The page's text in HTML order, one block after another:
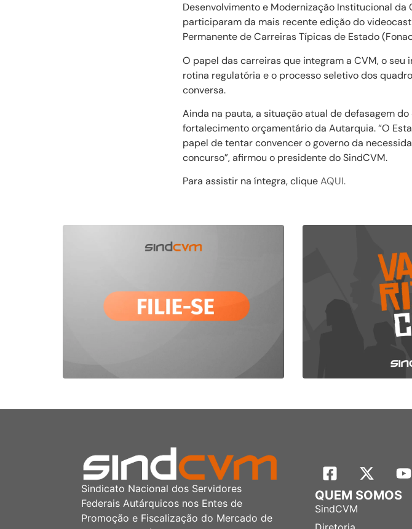
Desenvolvimento e Modernização Institucional
participaram da mais recente edição do
Permanente de Carreiras Típicas de Estado
O papel das carreiras que integram a CVM, o
rotina regulatória e o processo seletivo dos
conversa.
Ainda na pauta, a situação atual de defasagem
fortalecimento orçamentário da Autarquia. “O
papel de tentar convencer o governo da
concurso”, afirmou o presidente do SindCVM.
Para assistir na íntegra, cliqueAQUI.
Sindicato Nacional dos Servidores
Federais Autárquicos nos Entes de
Promoção e Fiscalização do Mercado de
QUEM SOMOS
SindCVM